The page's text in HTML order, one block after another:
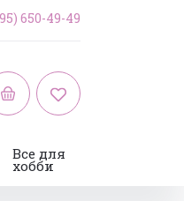
650-49-49
Все для
хобби